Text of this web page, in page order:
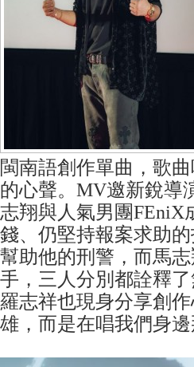
閩南語創作單曲，歌
的心聲。MV邀新銳導
志翔與人氣男團FEniX
錢、仍堅持報案求助
幫助他的刑警，而馬
手，三人分別都詮釋
羅志祥也現身分享創
雄，而是在唱我們身